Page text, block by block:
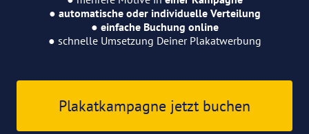
● automatische oder individuelle Verteilung
● einfache Buchung online
● schnelle Umsetzung Deiner Plakatwerbung
Plakatkampagne jetzt buchen